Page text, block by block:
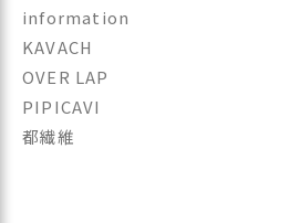
information
KAVACH
OVER LAP
PIPICAVI
都繊維